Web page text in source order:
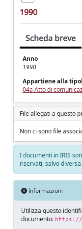
1990
Scheda breve
Anno
1990
Appartiene alla
04a Atto di
File allegati a questo
Non ci sono file
I documenti in IRIS
riservati, salvo
Informazioni
Utilizza questo
documento: https://